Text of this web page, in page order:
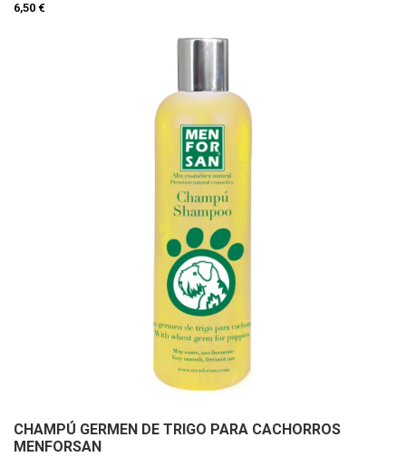
6,50 €
CHAMPÚ GERMEN DE TRIGO PARA CACHORROS
MENFORSAN